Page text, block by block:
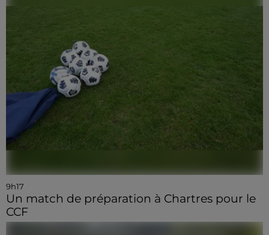
9h17
Un match de préparation à Chartres pour le
CCF